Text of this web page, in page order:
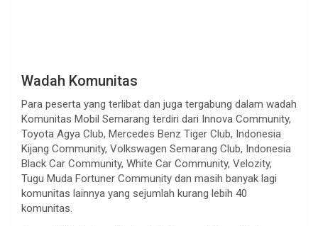
Wadah Komunitas
Para peserta yang terlibat dan juga tergabung dalam wadah
Komunitas Mobil Semarang terdiri dari Innova Community,
Toyota Agya Club, Mercedes Benz Tiger Club, Indonesia
Kijang Community, Volkswagen Semarang Club, Indonesia
Black Car Community, White Car Community, Velozity,
Tugu Muda Fortuner Community dan masih banyak lagi
komunitas lainnya yang sejumlah kurang lebih 40
komunitas.